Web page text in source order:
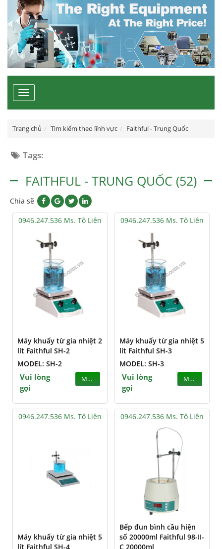
Toggle
navigation
Trang chủ Tìm kiếm theo lĩnh vực Faithful - Trung Quốc
Tags:
FAITHFUL - TRUNG QUỐC (52)
Chia sẽ
0946.247.536 Ms. Tô Liên
Máy khuấy từ gia nhiệt 2
lít Faithful SH-2
MODEL: SH-2
Vui lòng
gọi
MUA
0946.247.536 Ms. Tô Liên
Máy khuấy từ gia nhiệt 5
lít Faithful SH-3
MODEL: SH-3
Vui lòng
gọi
MUA
0946.247.536 Ms. Tô Liên
Máy khuấy từ gia nhiệt 5
lít Faithful SH-4
0946.247.536 Ms. Tô Liên
Bếp đun bình cầu hiện
số 20000ml Faithful 98-II-
C 20000ml